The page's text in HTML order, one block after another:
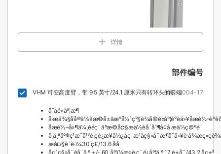
详情
部件编号
VHM 可变高度臂，带 9.5 英寸/24.1 厘米只有转环头的前端
å¯åé«åº¦æ¶
åæè½¬å»¶ä¼¸èéç¨äºæ©å¤§æä½èå´å¹¶å¢å æä½ç©ºé´
æå¤§è´è·ï¼30 ç£/13.6 åå
WS-0004-17